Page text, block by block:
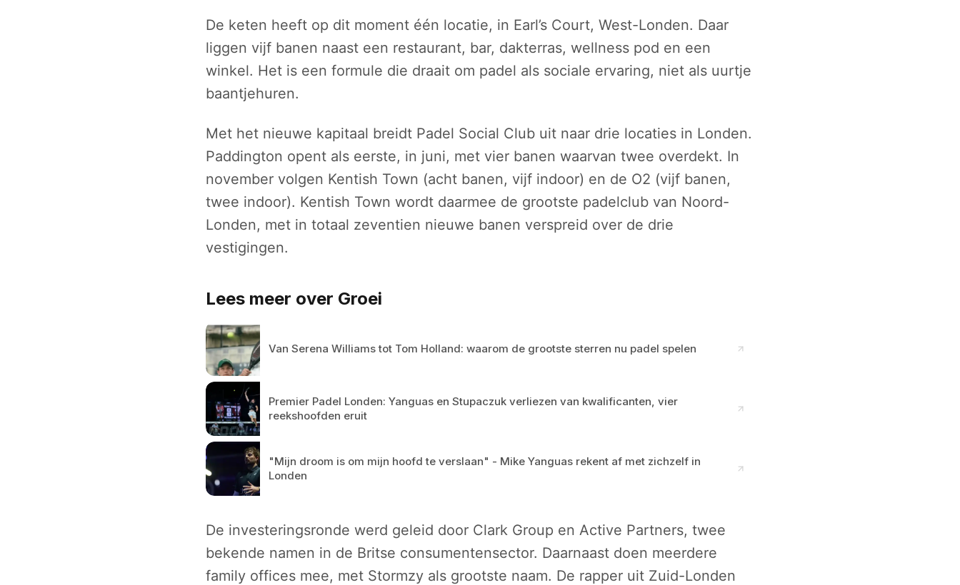
De keten heeft op dit moment één locatie, in Earl’s Court, West-Londen. Daar
liggen vijf banen naast een restaurant, bar, dakterras, wellness pod en een
winkel. Het is een formule die draait om padel als sociale ervaring, niet als uurtje
baantjehuren.
Met het nieuwe kapitaal breidt Padel Social Club uit naar drie locaties in Londen.
Paddington opent als eerste, in juni, met vier banen waarvan twee overdekt. In
november volgen Kentish Town (acht banen, vijf indoor) en de O2 (vijf banen,
twee indoor). Kentish Town wordt daarmee de grootste padelclub van Noord-
Londen, met in totaal zeventien nieuwe banen verspreid over de drie
vestigingen.
Lees meer over Groei
Van Serena Williams tot Tom Holland: waarom de grootste sterren nu padel spelen
Premier Padel Londen: Yanguas en Stupaczuk verliezen van kwalificanten, vier
reekshoofden eruit
"Mijn droom is om mijn hoofd te verslaan" - Mike Yanguas rekent af met zichzelf in
Londen
De investeringsronde werd geleid door Clark Group en Active Partners, twee
bekende namen in de Britse consumentensector. Daarnaast doen meerdere
family offices mee, met Stormzy als grootste naam. De rapper uit Zuid-Londen